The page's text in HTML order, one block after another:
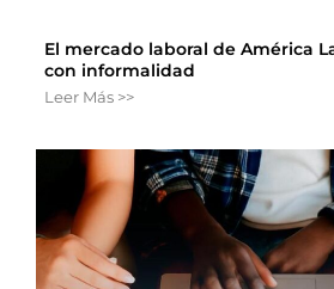
El mercado laboral de América
con informalidad
Leer Más >>